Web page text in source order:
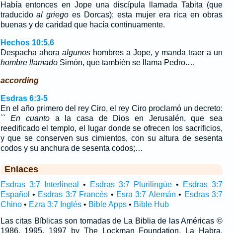
Había entonces en Jope una discípula llamada Tabita (que
traducidoal griego es Dorcas); esta mujer era rica en obras
buenas y de caridad que hacía continuamente.
Hechos 10:5,6
Despacha ahora algunoshombres a Jope, y manda traer a un
hombre llamadoSimón, que también se llama Pedro.…
according
Esdras 6:3-5
En el año primero del rey Ciro, el rey Ciro proclamó un decreto:
``En cuantoa la casa de Dios en Jerusalén, que sea
reedificado el templo, el lugar donde se ofrecen los sacrificios,
y que se conserven sus cimientos, con su altura de sesenta
codos y su anchura de sesenta codos;…
Enlaces
Esdras 3:7 Interlineal • Esdras 3:7 Plurilingüe•
Esdras 3:7
Español • Esdras 3:7 Francés • Esra 3:7 Alemán • Esdras 3:7
Chino• Ezra 3:7 Inglés• Bible Apps• Bible Hub
Las citas Bíblicas son tomadas de La Biblia de las Américas ©
1986, 1995, 1997 by The Lockman Foundation, La Habra,